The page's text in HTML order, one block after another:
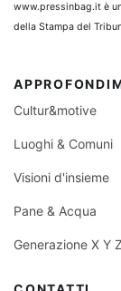
www.pressinbag.it è
della Stampa del
Cultur&motive
Luoghi & Comuni
Visioni d'insieme
Pane & Acqua
Generazione X Y Z